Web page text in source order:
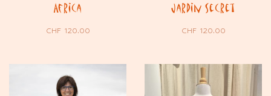
Africa
CHF120.00
Jardin Secret
CHF120.00